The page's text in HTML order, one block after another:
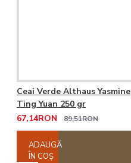
Ceai Verde Althaus Yasmine
Ting Yuan 250 gr
67,14RON
89,51RON
ADAUGĂ
ÎN COŞ